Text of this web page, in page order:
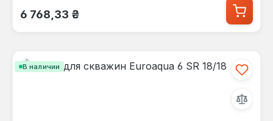
Обычная цена:
6 768,33 ₴
В наличии